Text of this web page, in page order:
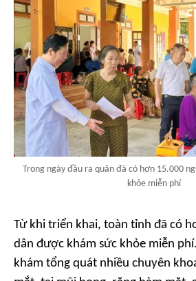
Trong ngày đầu ra quân đã có hơn 15.000
khỏe miễn phí
Từ khi triển khai, toàn tỉnh đã có
dân được khám sức khỏe miễn
khám tổng quát nhiều chuyên